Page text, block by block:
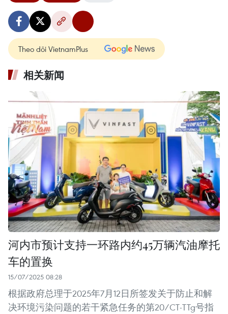
Theo dõi VietnamPlus
相关新闻
河内市预计支持一环路内约45万辆汽油摩托
车的置换
15/07/2025 08:28
根据政府总理于2025年7月12日所签发关于防止和解
决环境污染问题的若干紧急任务的第20/CT-TTg号指